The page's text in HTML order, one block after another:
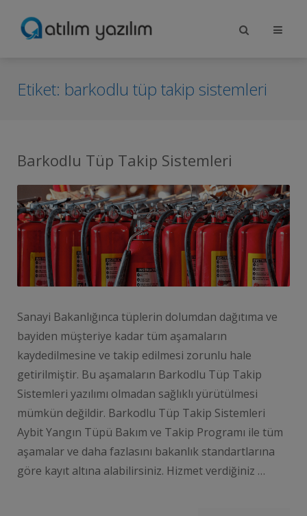
Etiket: barkodlu tüp takip sistemleri
Barkodlu Tüp Takip Sistemleri
Sanayi Bakanlığınca tüplerin dolumdan dağıtıma ve
bayiden müşteriye kadar tüm aşamaların
kaydedilmesine ve takip edilmesi zorunlu hale
getirilmiştir. Bu aşamaların Barkodlu Tüp Takip
Sistemleri yazılımı olmadan sağlıklı yürütülmesi
mümkün değildir. Barkodlu Tüp Takip Sistemleri
Aybit Yangın Tüpü Bakım ve Takip Programı ile tüm
aşamalar ve daha fazlasını bakanlık standartlarına
göre kayıt altına alabilirsiniz. Hizmet verdiğiniz …